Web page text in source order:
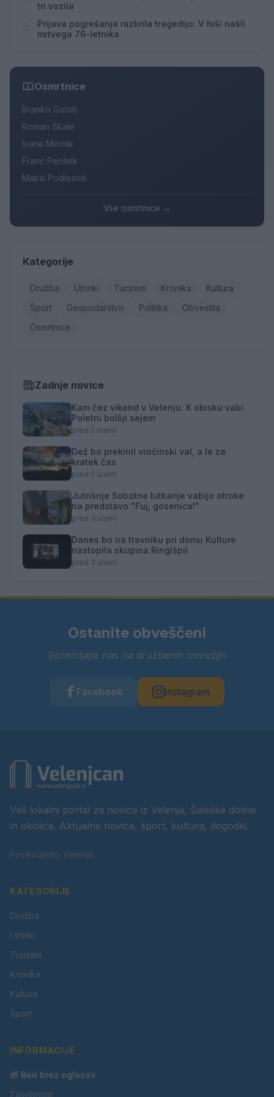
tri vozila
Prijava pogrešanja razkrila tragedijo: V hiši našli
mrtvega 76-letnika
Osmrtnice
Branko Golob
Roman Skale
Ivana Mernik
Franc Penšek
Maksi Podlesnik
Vse osmrtnice →
Kategorije
Družba Utrinki Turizem Kronika
Kultura
Šport
Gospodarstvo Politika
Obvestila
Osmrtnice
Zadnje novice
Kam čez vikend v Velenju: K obisku vabi
Poletni bolšji sejem
pred 2 urami
Dež bo prekinil vročinski val, a le za
kratek čas
pred 2 urami
Jutrišnje Sobotne lutkarije vabijo otroke
na predstavo "Fuj, gosenica!"
pred 3 urami
Danes bo na travniku pri domu Kulture
nastopila skupina Ringlšpil
pred 3 urami
Ostanite obveščeni
Spremljajte nas na družbenih omrežjih
Facebook Instagram
Vaš lokalni portal za novice iz Velenja, Šaleške doline
in okolice. Aktualne novice, šport, kultura, dogodki.
Povezujemo Velenje.
KATEGORIJE
Družba
Utrinki
Turizem
Kronika
Kultura
Šport
INFORMACIJE
🎁 Beri brez oglasov
Zasebnost